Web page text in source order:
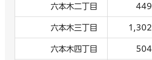
六本木二丁目 449
六本木三丁目 1,302
六本木四丁目 504